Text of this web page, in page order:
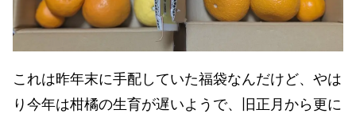
これは昨年末に手配していた福袋なんだけど、やは
り今年は柑橘の生育が遅いようで、旧正月から更に